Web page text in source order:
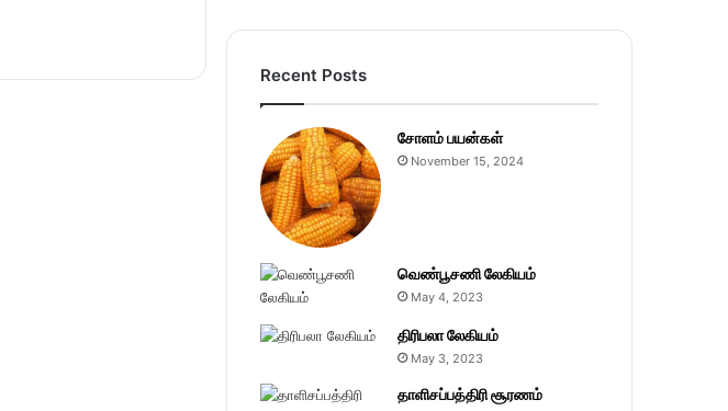
Recent Posts
சோளம் பயன்கள்
November 15, 2024
வெண்பூசணி லேகியம்
May 4, 2023
திரிபலா லேகியம்
May 3, 2023
தாளிசப்பத்திரி சூரணம்